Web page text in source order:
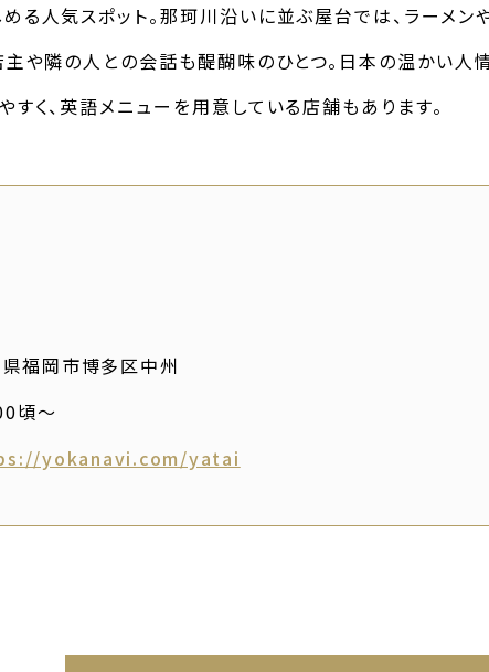
人気スポット。那珂川沿いに並ぶ屋台では、ラーメン
や隣の人との会話も醍醐味のひとつ。日本の温かい人
く、英語メニューを用意している店舗もあります。
福岡市博多区中州
頃～
yokanavi.com/yatai